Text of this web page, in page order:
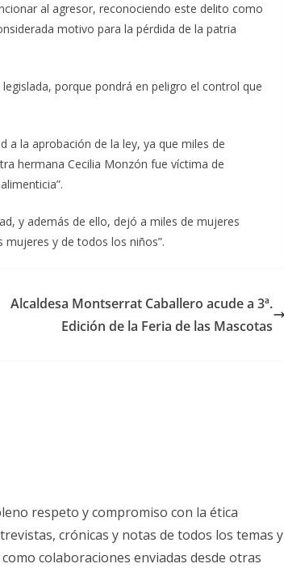
al agresor, reconociendo este delito como
motivo para la pérdida de la patria
porque pondrá en peligro el control que
a la aprobación de la ley, ya que miles de
hermana Cecilia Monzón fue víctima de
y además de ello, dejó a miles de mujeres
y de todos los niños”.
Alcaldesa Montserrat Caballero acude a 3ª.
Edición de la Feria de las Mascotas
respeto y compromiso con la ética
crónicas y notas de todos los temas y
colaboraciones enviadas desde otras